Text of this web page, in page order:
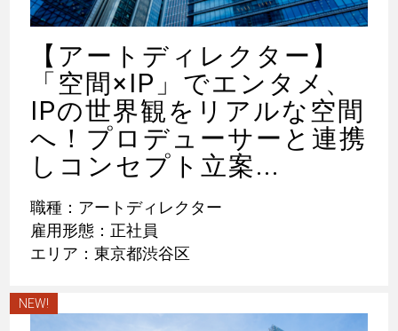
【アートディレクター】
「空間×IP」でエンタメ、
IPの世界観をリアルな空間
へ！プロデューサーと連携
しコンセプト立案...
職種：アートディレクター
雇用形態：正社員
エリア：東京都渋谷区
NEW!